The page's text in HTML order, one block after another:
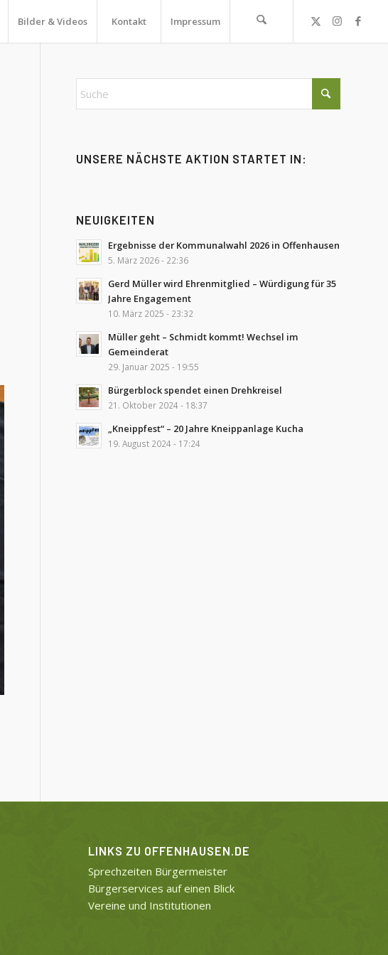
Bilder & Videos Kontakt Impressum
UNSERE NÄCHSTE AKTION STARTET IN:
NEUIGKEITEN
Ergebnisse der Kommunalwahl 2026 in Offenhausen
5. März 2026 - 22:36
Gerd Müller wird Ehrenmitglied – Würdigung für 35
Jahre Engagement
10. März 2025 - 23:32
Müller geht – Schmidt kommt! Wechsel im
Gemeinderat
29. Januar 2025 - 19:55
Bürgerblock spendet einen Drehkreisel
21. Oktober 2024 - 18:37
„Kneippfest“ – 20 Jahre Kneippanlage Kucha
19. August 2024 - 17:24
LINKS ZU OFFENHAUSEN.DE
Sprechzeiten Bürgermeister
Bürgerservices auf einen Blick
Vereine und Institutionen